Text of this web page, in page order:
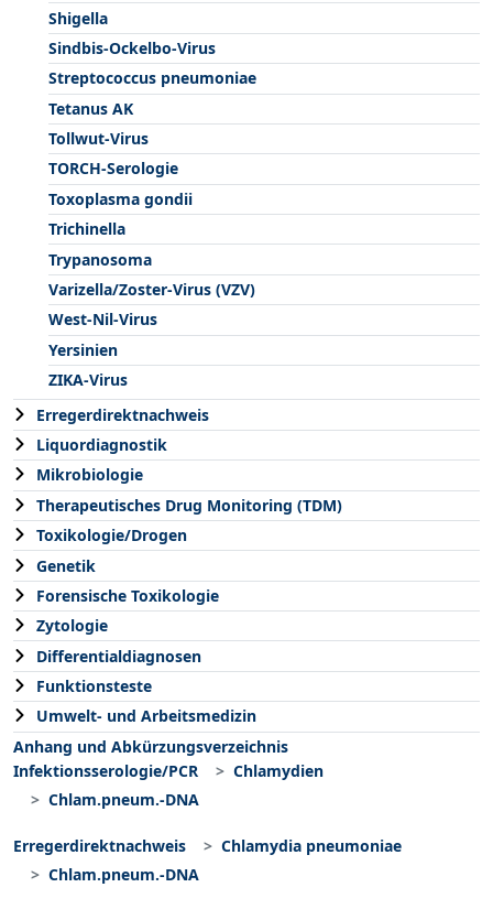
Shigella
Sindbis-Ockelbo-Virus
Streptococcus pneumoniae
Tetanus AK
Tollwut-Virus
TORCH-Serologie
Toxoplasma gondii
Trichinella
Trypanosoma
Varizella/Zoster-Virus (VZV)
West-Nil-Virus
Yersinien
ZIKA-Virus
Erregerdirektnachweis
Liquordiagnostik
Mikrobiologie
Therapeutisches Drug Monitoring (TDM)
Toxikologie/Drogen
Genetik
Forensische Toxikologie
Zytologie
Differentialdiagnosen
Funktionsteste
Umwelt- und Arbeitsmedizin
Anhang und Abkürzungsverzeichnis
Infektionsserologie/PCR
Chlamydien
Chlam.pneum.-DNA
Erregerdirektnachweis
Chlamydia pneumoniae
Chlam.pneum.-DNA